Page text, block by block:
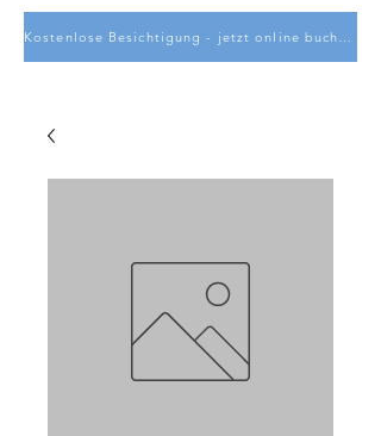
Kostenlose Besichtigung - jetzt online buchen